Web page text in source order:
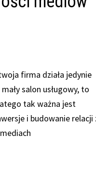
firma działa jedynie
salon usługowy, to
tak ważna jest
i budowanie relacji